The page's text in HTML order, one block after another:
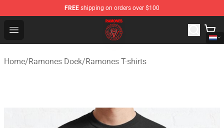
FREE shipping on orders over $100
Open menu
Ramones Store - Official Ramones Merchandise Shop
Home/Ramones Doek/Ramones T-shirts